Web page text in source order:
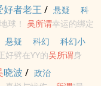
么快写到。<br>过程可
一定he。<br>（攻）谢
好者老王 / 悬疑
科
球！ 吴所谓幸运的绑定
人，还吓鬼吗？ 吊死
悬疑 科幻
科幻小
好劈在YY的吴所谓身
衫褴褛的人躺在地
墓都能浪...
晓波 / 政治